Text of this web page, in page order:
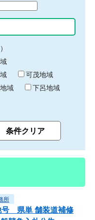
可茂地域
域
下呂地域
所
号 県単 舗装道補修